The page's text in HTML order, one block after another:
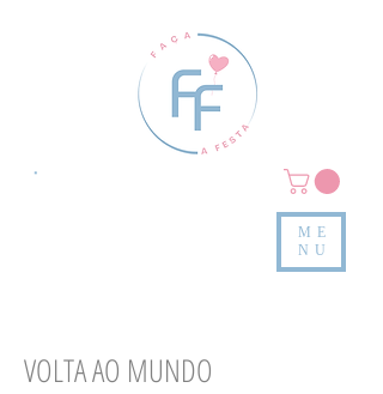
ME
NU
VOLTA AO MUNDO